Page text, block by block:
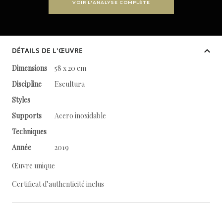
VOIR L'ANALYSE COMPLÈTE
DÉTAILS DE L'ŒUVRE
Dimensions
58 x 20 cm
Discipline
Escultura
Styles
Supports
Acero inoxidable
Techniques
Année
2019
Œuvre unique
Certificat d’authenticité inclus